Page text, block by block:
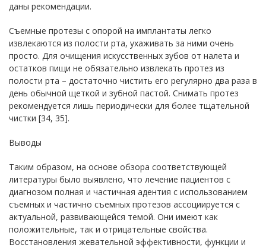
даны рекомендации.
Съемные протезы с опорой на имплантаты легко
извлекаются из полости рта, ухаживать за ними очень
просто. Для очищения искусственных зубов от налета и
остатков пищи не обязательно извлекать протез из
полости рта – достаточно чистить его регулярно два раза в
день обычной щеткой и зубной пастой. Снимать протез
рекомендуется лишь периодически для более тщательной
чистки [34, 35].
Выводы
Таким образом, на основе обзора соответствующей
литературы было выявлено, что лечение пациентов с
диагнозом полная и частичная адентия с использованием
съемных и частично съемных протезов ассоциируется с
актуальной, развивающейся темой. Они имеют как
положительные, так и отрицательные свойства.
Восстановления жевательной эффективности, функции и